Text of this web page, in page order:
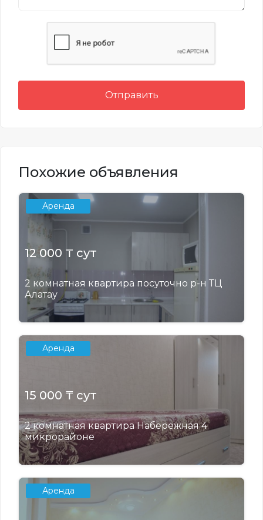
Отправить
Похожие объявления
Аренда
12 000 ₸ сут
2 комнатная квартира посуточно р-н ТЦ
Алатау
Аренда
15 000 ₸ сут
2 комнатная квартира Набережная 4
микрорайоне
Аренда